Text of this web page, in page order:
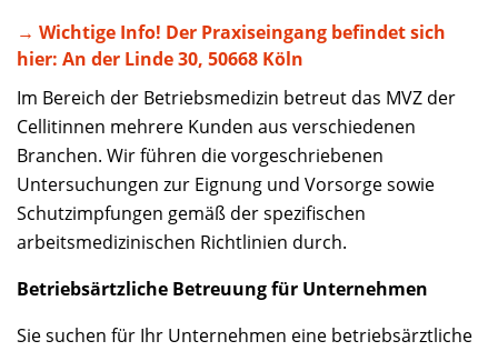
→ Wichtige Info! Der Praxiseingang befindet sich
hier: An der Linde 30, 50668 Köln
Im Bereich der Betriebsmedizin betreut das MVZ der
Cellitinnen mehrere Kunden aus verschiedenen
Branchen. Wir führen die vorgeschriebenen
Untersuchungen zur Eignung und Vorsorge sowie
Schutzimpfungen gemäß der spezifischen
arbeitsmedizinischen Richtlinien durch.
Betriebsärtzliche Betreuung für Unternehmen
Sie suchen für Ihr Unternehmen eine betriebsärztliche